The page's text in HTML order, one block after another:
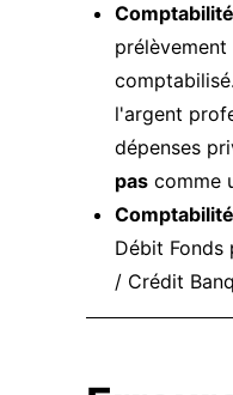
l'argent
dépenses
pas comme
Débit Fonds
/ Crédit